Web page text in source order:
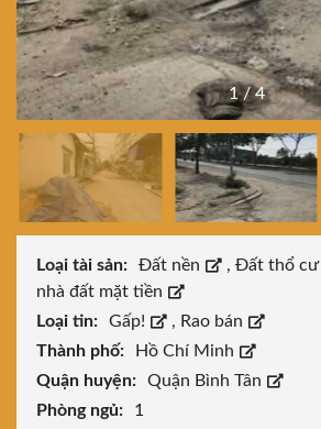
1/4
Loại tài sản: Đất nền , Đất thổ cư
nhà đất mặt tiền
Loại tin:
Gấp! , Rao bán
Thành phố:
Hồ Chí Minh
Quận huyện:
Quận Bình Tân
Phòng ngủ:
1